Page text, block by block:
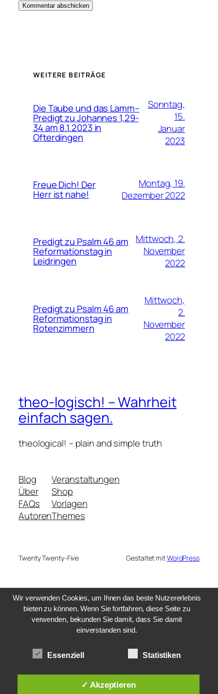
WEITERE BEITRÄGE
Die Taube und das Lamm–
Predigt zu Johannes 1,29-
34 am 8.1.2023 in
Ofterdingen
Sonntag,
15.
Januar
2023
Freue Dich! Der
Herr ist nahe!
Montag, 19.
Dezember 2022
Predigt zu Psalm 46 am
Reformationstag in
Leidringen
Mittwoch, 2.
November
2022
Predigt zu Psalm 46 am
Reformationstag in
Rotenzimmern
Mittwoch,
2.
November
2022
theo-logisch! – Wahrheit
einfach sagen.
theological! – plain and simple truth
Blog
Über
FAQs
Autoren
Veranstaltungen
Shop
Vorlagen
Themes
Twenty Twenty-Five Gestaltet mitWordPress
Wir verwenden Cookies, um Ihnen das beste Nutzererlebnis
bieten zu können. Wenn Sie fortfahren, diese Seite zu
verwenden, bekunden Sie damit, dass Sie damit
einverstanden sind.
Essenziell Statistiken
✓ Akzeptieren